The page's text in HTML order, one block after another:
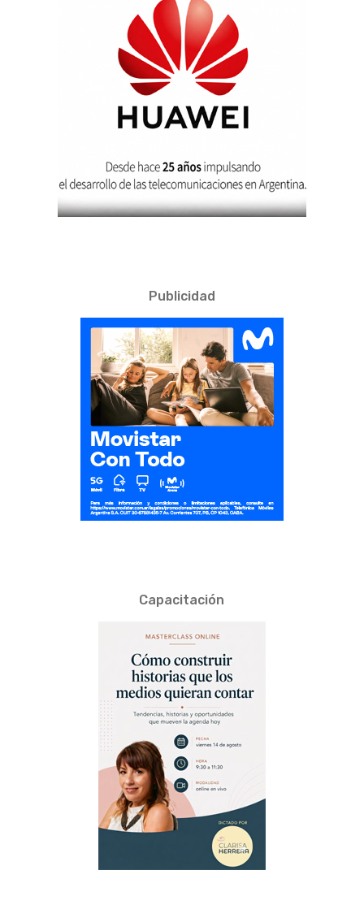
Publicidad
Capacitación